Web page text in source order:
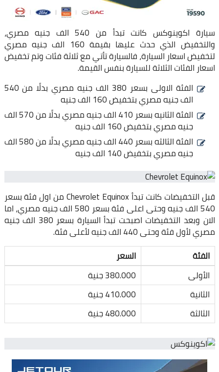
سيارة اكوينوكس كانت تبدأ من 540 الف جنيه مصري،
والتخفيض الذي حدث عليها بقيمة 160 الف جنيه مصري
لتخفيض اسعار السيارة، فالسيارة تأتي مع ثلاثة فئات وتم تخفيض
اسعار الفئات الثلاثة للسيارة بنفس القيمة.
الفئة الاولى بسعر 380 الف جنيه مصري بدلًا من 540
الف جنيه مصري بتخفيض 160 الف جنيه
الفئة الثانيه بسعر 410 الف جنيه مصري بدلًا من 570 الف
جنيه مصري بتخفيض 160 الف جنيه
الفئة الثالثه بسعر 440 الف جنيه مصري بدلًا من 580 الف
جنيه مصري بتخفيض 140 الف جنيه
قبل التخفيضات كانت تبدأ Chevrolet Equinox من اول فئة بسعر
540 الف جنيه وحتى اعلى فئة بسعر 580 الف جنيه مصري، اما
الان وبعد التخفيضات اصبحت تبدأ السيارة بسعر 380 الف جنيه
مصري لأول فئة وحتى 440 الف جنيه لأعلى فئة.
الفئة
السعر
الأولى
380.000 جنية
الثانية
410.000 جنية
الثالثة
480.000 جنية